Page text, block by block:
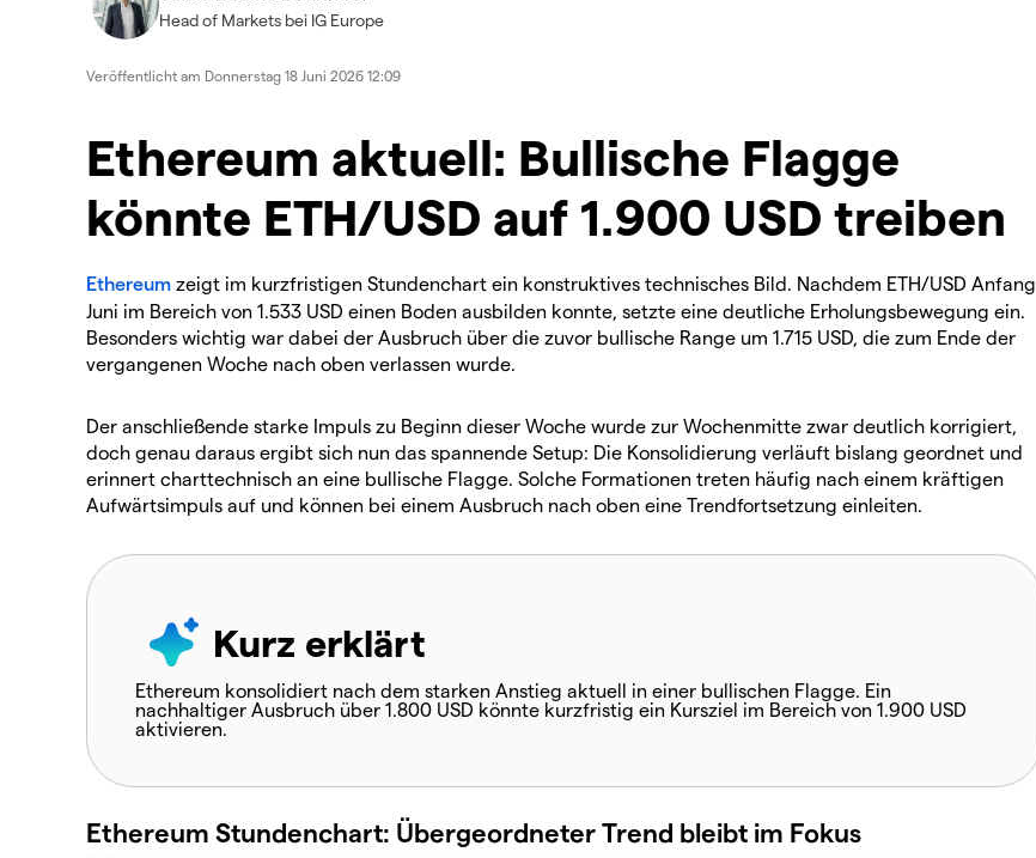
Head of Markets bei IG Europe
Veröffentlicht am Donnerstag 18 Juni 2026 12:09
Ethereum aktuell: Bullische Flagge
könnte ETH/USD auf 1.900 USD treiben
Ethereum zeigt im kurzfristigen Stundenchart ein konstruktives technisches Bild. Nachdem ETH/USD Anfang
Juni im Bereich von 1.533 USD einen Boden ausbilden konnte, setzte eine deutliche Erholungsbewegung ein.
Besonders wichtig war dabei der Ausbruch über die zuvor bullische Range um 1.715 USD, die zum Ende der
vergangenen Woche nach oben verlassen wurde.
Der anschließende starke Impuls zu Beginn dieser Woche wurde zur Wochenmitte zwar deutlich korrigiert,
doch genau daraus ergibt sich nun das spannende Setup: Die Konsolidierung verläuft bislang geordnet und
erinnert charttechnisch an eine bullische Flagge. Solche Formationen treten häufig nach einem kräftigen
Aufwärtsimpuls auf und können bei einem Ausbruch nach oben eine Trendfortsetzung einleiten.
Kurz erklärt
Ethereum konsolidiert nach dem starken Anstieg aktuell in einer bullischen Flagge. Ein
nachhaltiger Ausbruch über 1.800 USD könnte kurzfristig ein Kursziel im Bereich von 1.900 USD
aktivieren.
Ethereum Stundenchart: Übergeordneter Trend bleibt im Fokus